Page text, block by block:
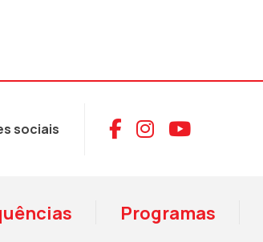
sociais Aceder ao
Aceder ao
Aceder
Programas